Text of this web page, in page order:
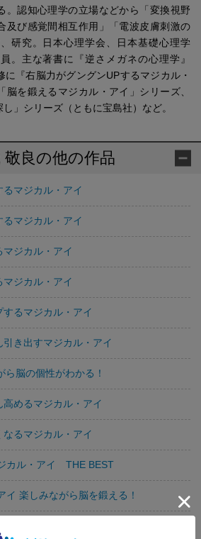
。認知心理学の立場などから「変換視野
及び感覚間相互作用」「電波皮膚刺激の
研究。日本心理学会、日本基礎心理学
。主な著書に『逆さメガネの心理学』
に『右脳力がグングンUPするマジカル・
脳を鍛えるマジカル・アイ」シリーズ、
し」シリーズ（ともに宝島社）など。
敬良の他の作品
マジカル・アイ
マジカル・アイ
ジカル・アイ
ジカル・アイ
るマジカル・アイ
き出すマジカル・アイ
ら脳の個性がわかる！
めるマジカル・アイ
るマジカル・アイ
カル・アイ THE BEST
イ 楽しみながら脳を鍛える！